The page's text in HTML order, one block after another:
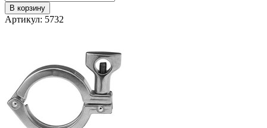
В корзину
Артикул: 5732